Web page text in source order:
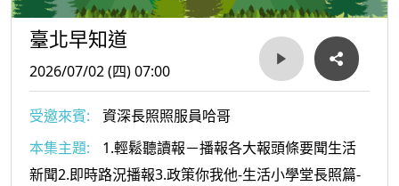
臺北早知道
2026/07/02 (四) 07:00
受邀來賓:
資深長照照服員哈哥
本集主題:
1.輕鬆聽讀報－播報各大報頭條要聞生活
新聞2.即時路況播報3.政策你我他-生活小學堂長照篇-